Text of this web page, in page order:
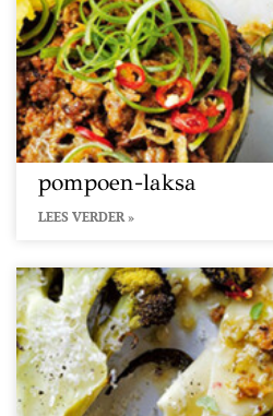
pompoen-laksa
LEES VERDER »